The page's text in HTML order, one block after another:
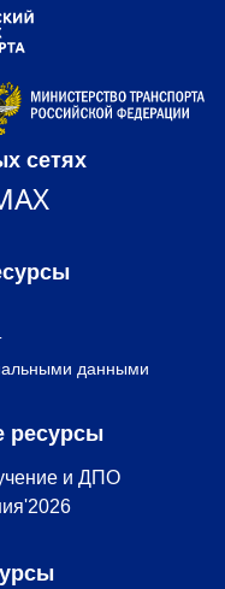
сетях
данными
ресурсы
и ДПО